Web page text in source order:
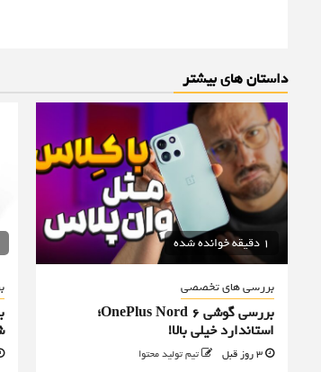
داستان های بیشتر
1 دقیقه خوانده شده
بررسی های تخصصی
بررسی گوشی OnePlus Nord 6؛
استاندارد خیلی بالا!
تیم تولید محتوا